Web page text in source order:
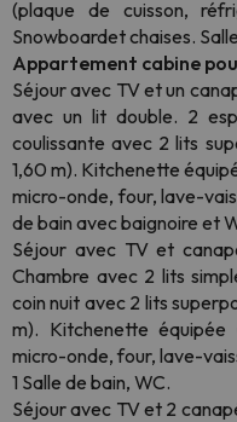
(plaque de cuisson,
Snowboardet chaises.
Appartement cabine
Séjour avec TV et un
avec un lit double. 2
coulissante avec 2 lits
1,60 m). Kitchenette
micro-onde, four, lave-
de bain avec baignoire et
Séjour avec TV et
Chambre avec 2 lits
coin nuit avec 2 lits
m). Kitchenette équipée
micro-onde, four, lave-
1 Salle de bain, WC.
Séjour avec TV et 2